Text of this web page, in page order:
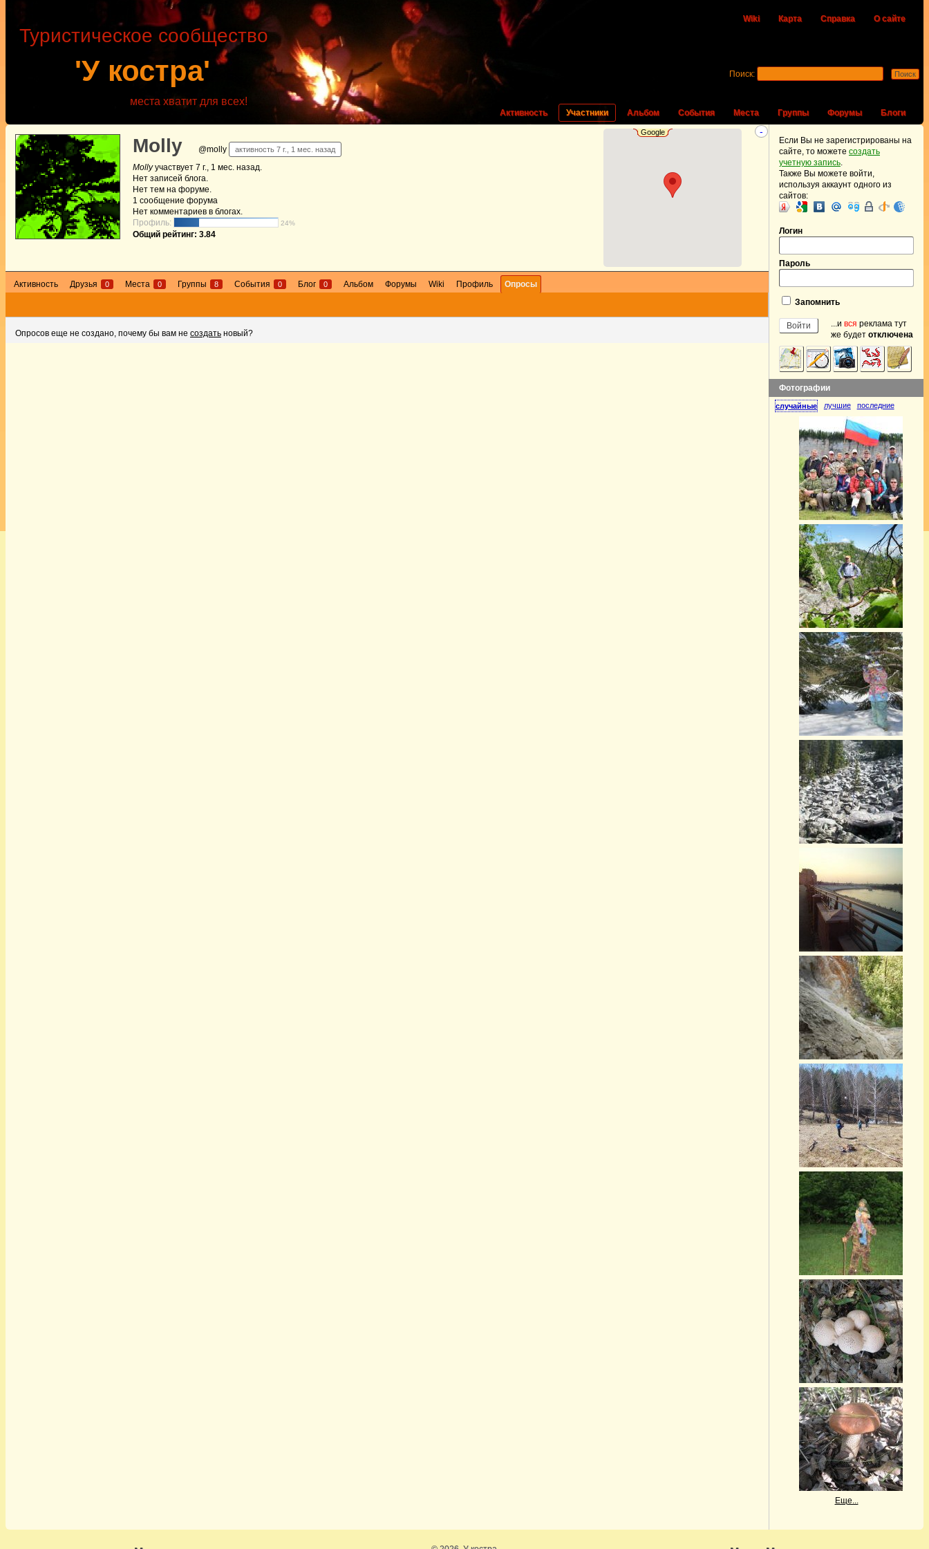
Wiki Карта Справка О сайте
'У костра'
Туристическое сообщество
места хватит для всех!
Активность Участники Альбом События Места Группы Форумы Блоги
Поиск:
-
Google
Molly @molly активность 7 г., 1 мес. назад
Mollyучаствует 7 г., 1 мес. назад.
Нет записей блога.
Нет тем на форуме.
1 сообщение форума
Нет комментариев в блогах.
Профиль:
24%
Общий рейтинг: 3.84
Активность Друзья 0 Места 0 Группы 8 События 0 Блог 0 Альбом Форумы Wiki Профиль Опросы
Опросов еще не создано, почему бы вам не создать новый?
Если Вы не зарегистрированы на
сайте, то можете создать
учетную запись.
Также Вы можете войти,
используя аккаунт одного из
сайтов:
Логин
Пароль
Запомнить
...и вся реклама тут
же будет отключена
Фотографии
случайные лучшие последние
Еще...